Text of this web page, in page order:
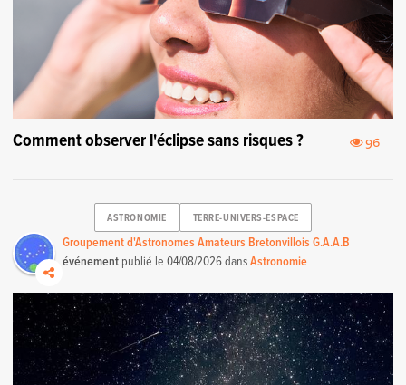
96
Comment observer l'éclipse sans risques ?
ASTRONOMIE TERRE-UNIVERS-ESPACE
Groupement d'Astronomes Amateurs Bretonvillois G.A.A.B
événement publié le04/08/2026dansAstronomie